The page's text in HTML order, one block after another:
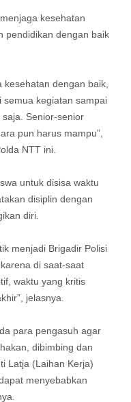
kesehatan
pendidikan dengan baik
dengan baik,
kegiatan sampai
Senior-senior
pun harus mampu”,
NTT ini.
untuk disisa waktu
disiplin dengan
diri.
menjadi Brigadir Polisi
di saat-saat
waktu yang kritis
jelasnya.
para pengasuh agar
dibimbing dan
Latja (Laihan Kerja)
menyebabkan